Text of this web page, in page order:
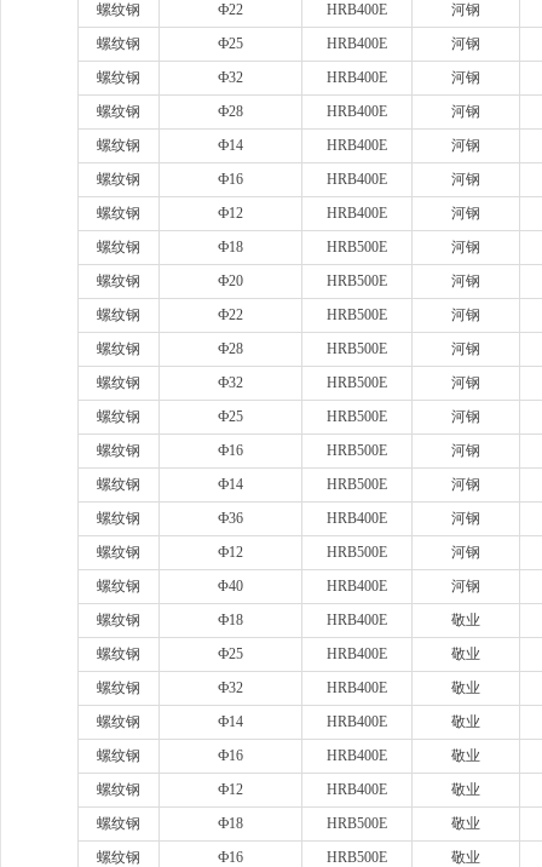
螺纹钢
Ф22 HRB400E
河钢
螺纹钢
Ф25 HRB400E
河钢
螺纹钢
Ф32 HRB400E
河钢
螺纹钢
Ф28 HRB400E
河钢
螺纹钢
Ф14 HRB400E
河钢
螺纹钢
Ф16 HRB400E
河钢
螺纹钢
Ф12 HRB400E
河钢
螺纹钢
Ф18 HRB500E
河钢
螺纹钢
Ф20 HRB500E
河钢
螺纹钢
Ф22 HRB500E
河钢
螺纹钢
Ф28 HRB500E
河钢
螺纹钢
Ф32 HRB500E
河钢
螺纹钢
Ф25 HRB500E
河钢
螺纹钢
Ф16 HRB500E
河钢
螺纹钢
Ф14 HRB500E
河钢
螺纹钢
Ф36 HRB400E
河钢
螺纹钢
Ф12 HRB500E
河钢
螺纹钢
Φ40 HRB400E
河钢
螺纹钢
Ф18 HRB400E
敬业
螺纹钢
Ф25 HRB400E
敬业
螺纹钢
Ф32 HRB400E
敬业
螺纹钢
Ф14 HRB400E
敬业
螺纹钢
Ф16 HRB400E
敬业
螺纹钢
Ф12 HRB400E
敬业
螺纹钢
Ф18 HRB500E
敬业
螺纹钢
Ф16 HRB500E
敬业